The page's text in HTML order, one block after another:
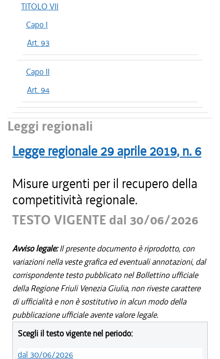
TITOLO VII
Capo I
Art. 93
Capo II
Art. 94
Leggi regionali
Legge regionale 29 aprile 2019, n. 6
Misure urgenti per il recupero della
competitività regionale.
TESTO VIGENTE dal 30/06/2026
Avviso legale:Il presente documento è riprodotto, con
variazioni nella veste grafica ed eventuali annotazioni, dal
corrispondente testo pubblicato nel Bollettino ufficiale
della Regione Friuli Venezia Giulia, non riveste carattere
di ufficialità e non è sostitutivo in alcun modo della
pubblicazione ufficiale avente valore legale.
Scegli il testo vigente nel periodo:
dal 30/06/2026